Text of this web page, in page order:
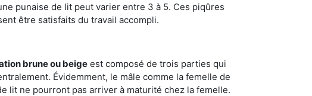
punaise de lit peut varier entre 3 à 5. Ces piqûres
être satisfaits du travail accompli.
brune ou beige est composé de trois parties qui
Évidemment, le mâle comme la femelle de
lit ne pourront pas arriver à maturité chez la femelle.